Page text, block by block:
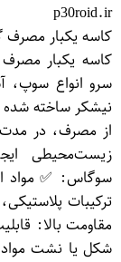
p30roid.ir
کاسه یکبار مصرف گیاهی 500
سرو انواع سوپ،
نیشکر ساخته
سوگاس: ✅ مواد
ترکیبات
مقاومت بالا:
شکل یا نشت مواد.